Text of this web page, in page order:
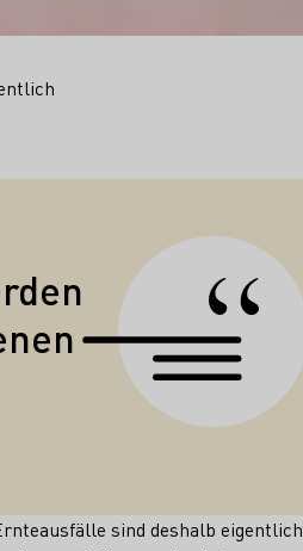
sind deshalb eigentlich